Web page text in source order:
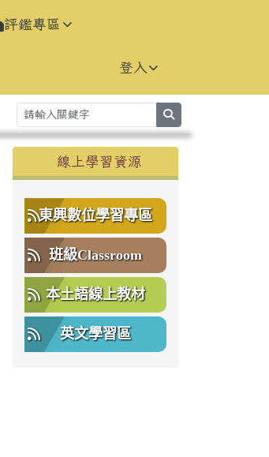
評鑑專區
登入
右邊區域內容
線上學習資源
東興數位學習專區
班級Classroom
本土語線上教材
英文學習區